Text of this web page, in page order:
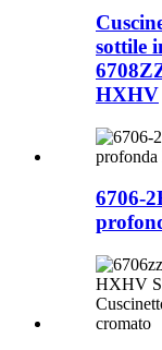
sottile
HXHV
6706-